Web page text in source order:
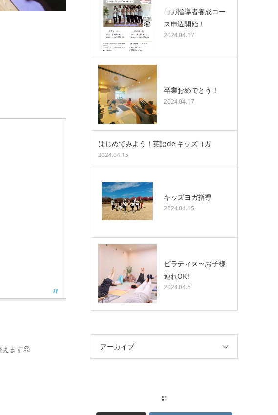
えます😉
ヨガ指導者養成コー
ス申込開始！
2024.04.17
卒業おめでとう！
2024.04.17
はじめてみよう！英語de キッズヨガ
2024.04.15
キッズヨガ指導
2024.04.15
ピラティス〜お子様
連れOK!
2024.04.5
アーカイブ